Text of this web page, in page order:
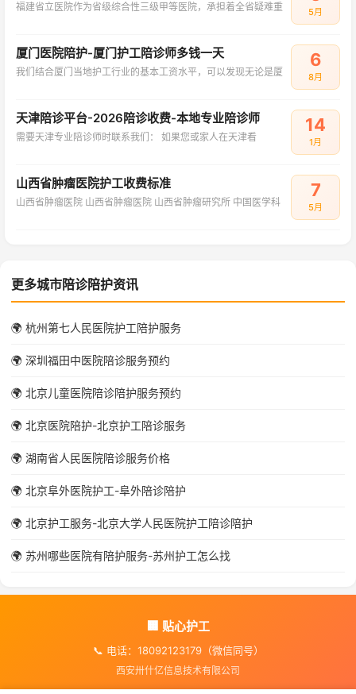
福建省立医院作为省级综合性三级甲等医院，承担着全省疑难重 5月
厦门医院陪护-厦门护工陪诊师多钱一天
我们结合厦门当地护工行业的基本工资水平，可以发现无论是厦
6
8月
天津陪诊平台-2026陪诊收费-本地专业陪诊师
需要天津专业陪诊师时联系我们： 如果您或家人在天津看
14
1月
山西省肿瘤医院护工收费标准
山西省肿瘤医院 山西省肿瘤医院 山西省肿瘤研究所 中国医学科
7
5月
更多城市陪诊陪护资讯
🌍 杭州第七人民医院护工陪护服务
🌍 深圳福田中医院陪诊服务预约
🌍 北京儿童医院陪诊陪护服务预约
🌍 北京医院陪护-北京护工陪诊服务
🌍 湖南省人民医院陪诊服务价格
🌍 北京阜外医院护工-阜外陪诊陪护
🌍 北京护工服务-北京大学人民医院护工陪诊陪护
🌍 苏州哪些医院有陪护服务-苏州护工怎么找
🏢 贴心护工
📞 电话：18092123179（微信同号）
西安卅什亿信息技术有限公司